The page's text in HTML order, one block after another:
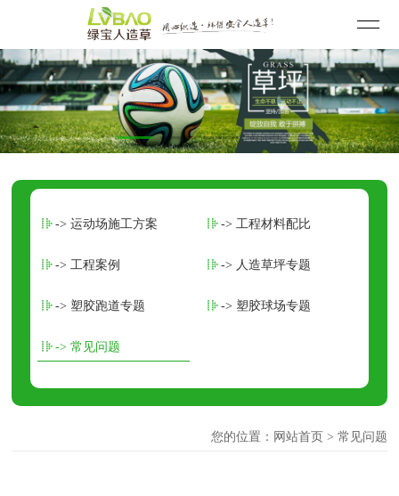
-> 运动场施工方案 -> 工程材料配比
-> 工程案例 -> 人造草坪专题
-> 塑胶跑道专题 -> 塑胶球场专题
-> 常见问题
您的位置： 网站首页> 常见问题